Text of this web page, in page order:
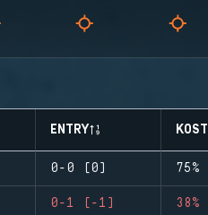
ENTRY KOST
0-0 (0) 75%
0-1 (-1) 38%